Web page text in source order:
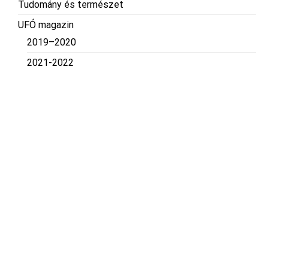
Tudomány és természet
UFÓ magazin
2019–2020
2021-2022